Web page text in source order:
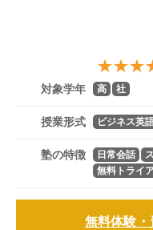
対象学年 高 社
授業形式 ビジネス英
塾の特徴 日常会話
無料トライ
無料体験・